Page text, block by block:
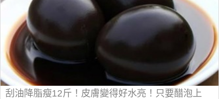
刮油降脂瘦12斤！皮膚變得好水亮！只要醋泡上